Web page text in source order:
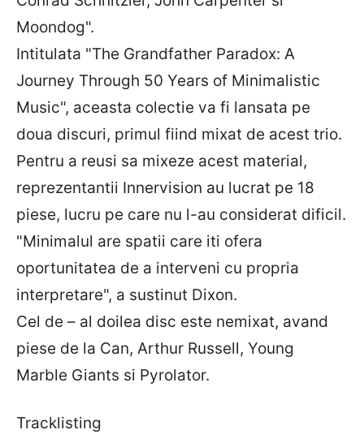
Moondog".
Intitulata "The Grandfather Paradox: A
Journey Through 50 Years of Minimalistic
Music", aceasta colectie va fi lansata pe
doua discuri, primul fiind mixat de acest trio.
Pentru a reusi sa mixeze acest material,
reprezentantii Innervision au lucrat pe 18
piese, lucru pe care nu l-au considerat dificil.
"Minimalul are spatii care iti ofera
oportunitatea de a interveni cu propria
interpretare", a sustinut Dixon.
Cel de – al doilea disc este nemixat, avand
piese de la Can, Arthur Russell, Young
Marble Giants si Pyrolator.
Tracklisting